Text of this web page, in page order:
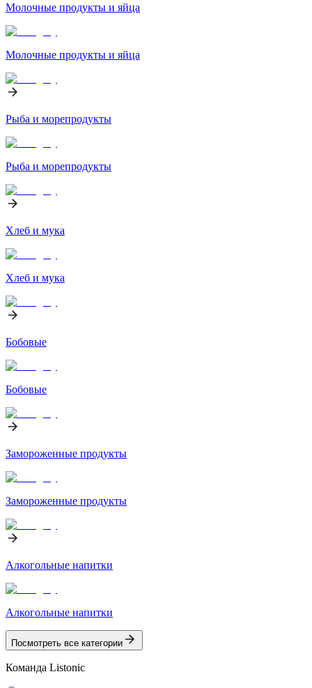
Молочные продукты и яйца
Молочные продукты и яйца
Рыба и морепродукты
Рыба и морепродукты
Хлеб и мука
Хлеб и мука
Бобовые
Бобовые
Замороженные продукты
Замороженные продукты
Алкогольные напитки
Алкогольные напитки
Посмотреть все категории
Команда Listonic